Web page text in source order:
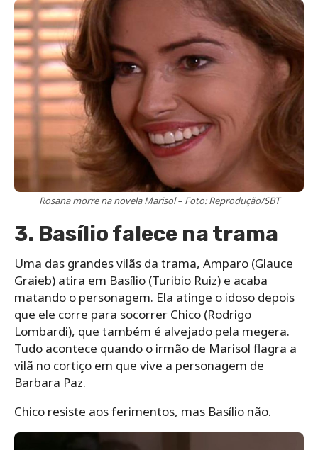
Rosana morre na novela Marisol – Foto: Reprodução/SBT
3. Basílio falece na trama
Uma das grandes vilãs da trama, Amparo (Glauce
Graieb) atira em Basílio (Turibio Ruiz) e acaba
matando o personagem. Ela atinge o idoso depois
que ele corre para socorrer Chico (Rodrigo
Lombardi), que também é alvejado pela megera.
Tudo acontece quando o irmão de Marisol flagra a
vilã no cortiço em que vive a personagem de
Barbara Paz.
Chico resiste aos ferimentos, mas Basílio não.